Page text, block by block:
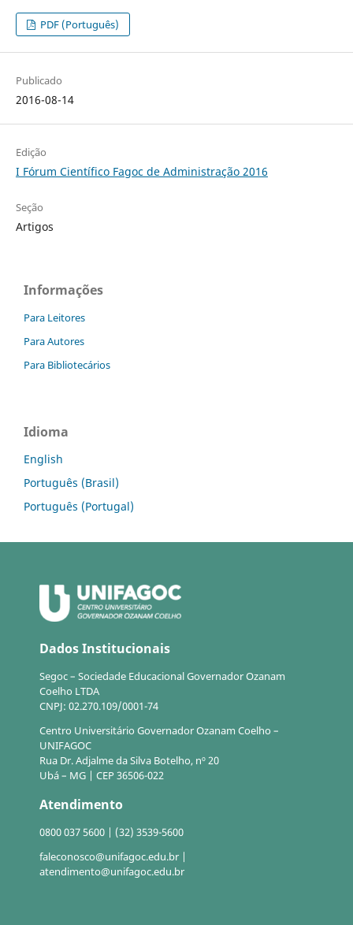
PDF (Português)
Publicado
2016-08-14
Edição
I Fórum Científico Fagoc de Administração 2016
Seção
Artigos
Informações
Para Leitores
Para Autores
Para Bibliotecários
Idioma
English
Português (Brasil)
Português (Portugal)
Dados Institucionais
Segoc – Sociedade Educacional Governador Ozanam
Coelho LTDA
CNPJ: 02.270.109/0001-74
Centro Universitário Governador Ozanam Coelho –
UNIFAGOC
Rua Dr. Adjalme da Silva Botelho, nº 20
Ubá – MG | CEP 36506-022
Atendimento
0800 037 5600 | (32) 3539-5600
faleconosco@unifagoc.edu.br |
atendimento@unifagoc.edu.br